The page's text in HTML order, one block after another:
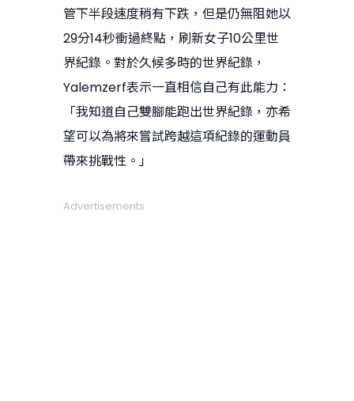
管下半段速度稍有下跌，但是仍無阻她以
29分14秒衝過終點，刷新女子10公里世
界紀錄。對於久候多時的世界紀錄，
Yalemzerf表示一直相信自己有此能力：
「我知道自己雙腳能跑出世界紀錄，亦希
望可以為將來嘗試跨越這項紀錄的運動員
帶來挑戰性。」
Advertisements